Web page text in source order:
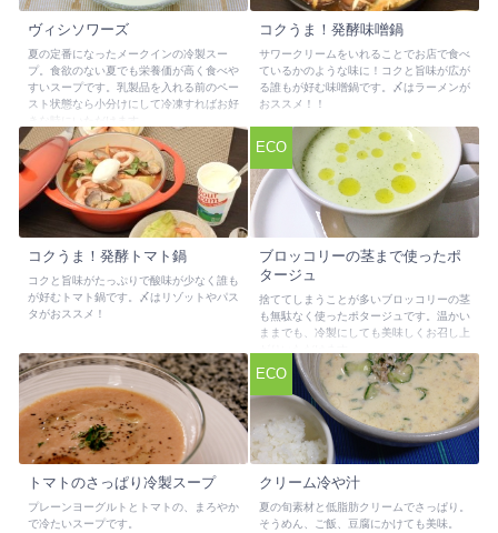
ヴィシソワーズ
夏の定番になったメークインの冷製スー
プ。食欲のない夏でも栄養価が高く食べや
すいスープです。乳製品を入れる前のペー
スト状態なら小分けにして冷凍すればお好
コクうま！発酵味噌鍋
サワークリームをいれることでお店で食べ
ているかのような味に！コクと旨味が広が
る誰もが好む味噌鍋です。〆はラーメンが
おススメ！！
コクうま！発酵トマト鍋
コクと旨味がたっぷりで酸味が少なく誰も
が好むトマト鍋です。〆はリゾットやパス
タがおススメ！
ECO
ブロッコリーの茎まで使ったポ
タージュ
捨ててしまうことが多いブロッコリーの茎
も無駄なく使ったポタージュです。温かい
ままでも、冷製にしても美味しくお召し上
トマトのさっぱり冷製スープ
プレーンヨーグルトとトマトの、まろやか
で冷たいスープです。
ECO
クリーム冷や汁
夏の旬素材と低脂肪クリームでさっぱり。
そうめん、ご飯、豆腐にかけても美味。